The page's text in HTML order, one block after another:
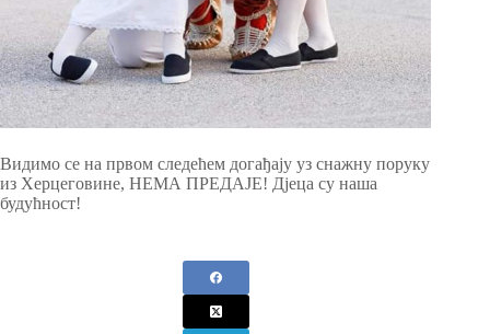
Видимо се на првом следећем догађају уз снажну поруку
из Херцеговине, НЕМА ПРЕДАЈЕ! Дјеца су наша
будућност!